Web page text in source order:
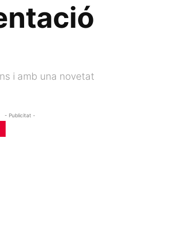
i amb una novetat
- Publicitat -